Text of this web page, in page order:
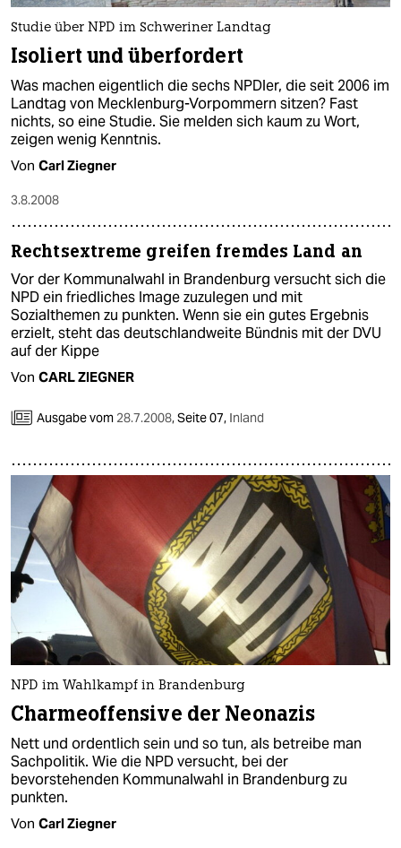
Studie über NPD im Schweriner Landtag
Isoliert und überfordert
Was machen eigentlich die sechs NPDler, die seit 2006 im
Landtag von Mecklenburg-Vorpommern sitzen? Fast
nichts, so eine Studie. Sie melden sich kaum zu Wort,
zeigen wenig Kenntnis.
Von Carl Ziegner
3.8.2008
Rechtsextreme greifen fremdes Land an
Vor der Kommunalwahl in Brandenburg versucht sich die
NPD ein friedliches Image zuzulegen und mit
Sozialthemen zu punkten. Wenn sie ein gutes Ergebnis
erzielt, steht das deutschlandweite Bündnis mit der DVU
auf der Kippe
Von CARL ZIEGNER
Ausgabe vom 28.7.2008,Seite 07, Inland
NPD im Wahlkampf in Brandenburg
Charmeoffensive der Neonazis
Nett und ordentlich sein und so tun, als betreibe man
Sachpolitik. Wie die NPD versucht, bei der
bevorstehenden Kommunalwahl in Brandenburg zu
punkten.
Von Carl Ziegner